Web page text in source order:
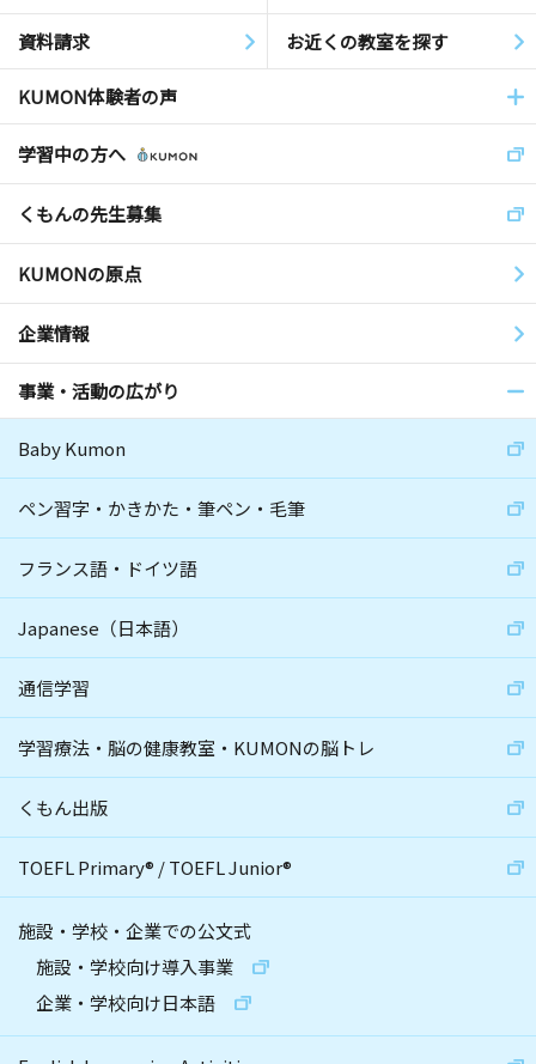
資料請求 お近くの教室を探す
KUMON体験者の声
学習中の方へ
くもんの先生募集
KUMONの原点
企業情報
事業・活動の広がり
Baby Kumon
ペン習字・かきかた・筆ペン・毛筆
フランス語・ドイツ語
Japanese（日本語）
通信学習
学習療法・脳の健康教室・KUMONの脳トレ
くもん出版
TOEFL Primary® /TOEFL Junior®
施設・学校・企業での公文式
施設・学校向け導入事業
企業・学校向け日本語